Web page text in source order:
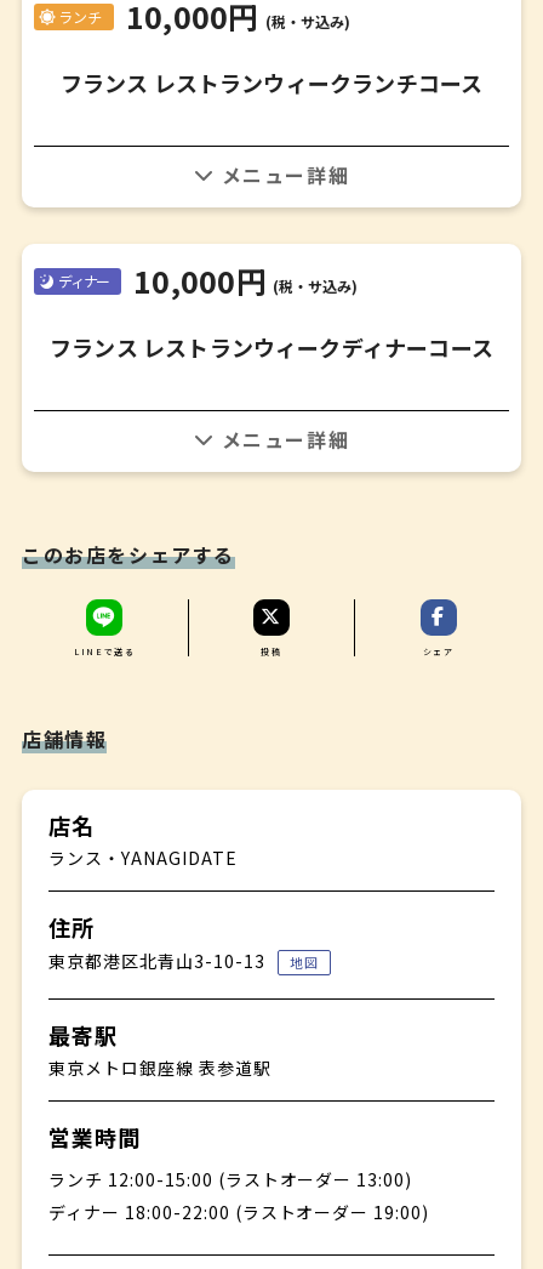
ランチ 10,000円 (税・サ込み)
フランス レストランウィークランチコース
季節の食材を使用したシェフの独創的なメニューをご提供
いたします。
詳細はお問い合わせください。
ディナー 10,000円 (税・サ込み)
フランス レストランウィークディナーコース
季節の食材を使用したシェフの独創的なメニューをご提供
いたします。
このお店をシェアする
LINEで送る 投稿 シェア
店舗情報
店名
ランス・YANAGIDATE
住所
東京都港区北青山3-10-13 地図
最寄駅
東京メトロ銀座線 表参道駅
営業時間
ランチ 12:00-15:00 (ラストオーダー 13:00)
ディナー 18:00-22:00 (ラストオーダー 19:00)